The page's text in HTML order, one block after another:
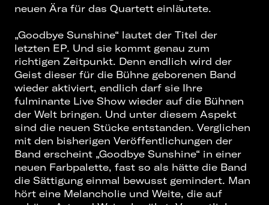
neuen Ära für das Quartett einläutete.
„Goodbye Sunshine“ lautet der Titel der
letzten EP. Und sie kommt genau zum
richtigen Zeitpunkt. Denn endlich wird der
Geist dieser für die Bühne geborenen Band
wieder aktiviert, endlich darf sie Ihre
fulminante Live Show wieder auf die Bühnen
der Welt bringen. Und unter diesem Aspekt
sind die neuen Stücke entstanden. Verglichen
mit den bisherigen Veröffentlichungen der
Band erscheint „Goodbye Sunshine“ in einer
neuen Farbpalette, fast so als hätte die Band
die Sättigung einmal bewusst gemindert. Man
hört eine Melancholie und Weite, die auf